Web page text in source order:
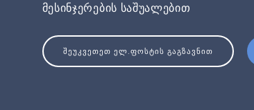
მესინჯერების საშუალებით
ᲨᲔᲣᲙᲕᲔᲗᲔᲗ ᲔᲚ.ᲤᲝᲡᲢᲘᲡ ᲒᲐᲒᲖᲐᲕᲜᲘᲗ